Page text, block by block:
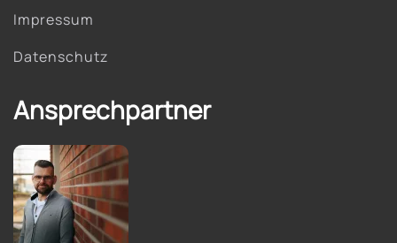
Impressum
Datenschutz
Ansprechpartner